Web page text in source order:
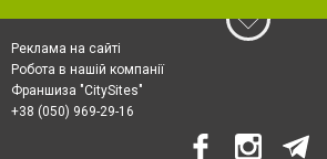
Реклама на сайті
Робота в нашій компанії
Франшиза "CitySites"
+38 (050) 969-29-16